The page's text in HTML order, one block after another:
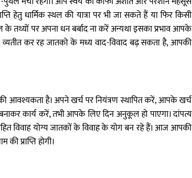
हेतु धार्मिक स्थल की यात्रा पर भी जा सकते हैं या फिर किसी
पर अपना धन बर्बाद ना करें अन्यथा इसका प्रभाव आपके
व्यतीत कर रह जातको के मध्य वाद-विवाद बढ़ सकता है, आपकी
है। अपने खर्च पर नियंत्रण स्थापित करें, आपके खर्च
कार्य करें, तभी आपके लिए दिन अनुकूल हो पाएगा। दांपत्य
विवाह योग्य जातकों के विवाह के योग बन रहे हैं। आज आपकी
प्राप्ति होगी।